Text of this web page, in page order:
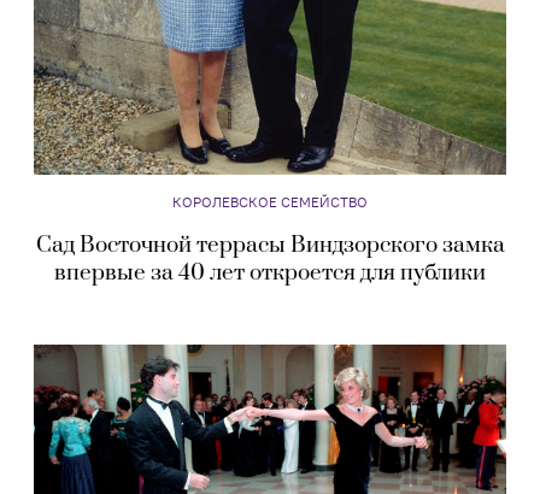
КОРОЛЕВСКОЕ СЕМЕЙСТВО
Сад Восточной террасы Виндзорского замка
впервые за 40 лет откроется для публики